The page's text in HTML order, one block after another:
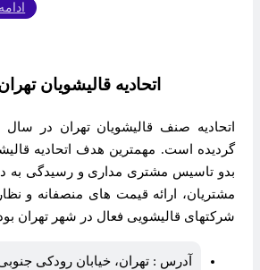
اتحادیه قالیشویان
گردیده است. مهمترین هدف اتحادیه
بدو تاسیس مشتری مداری و رسیدگی به
مشتریان، ارائه قیمت های منصفانه و
شرکتهای قالیشویی فعال در شهر تهران
آدرس : تهران، خیابان رودکی جنوبی